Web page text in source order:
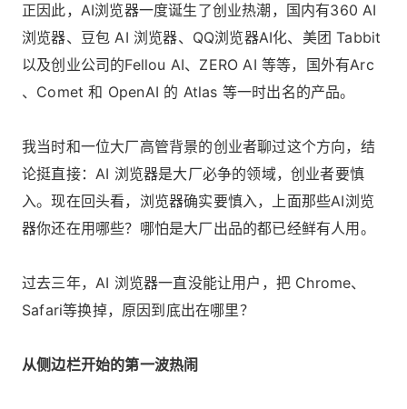
正因此，AI浏览器一度诞生了创业热潮，国内有360 AI
浏览器、豆包 AI 浏览器、QQ浏览器AI化、美团 Tabbit
以及创业公司的Fellou AI、ZERO AI 等等，国外有Arc
、Comet 和 OpenAI 的 Atlas 等一时出名的产品。
我当时和一位大厂高管背景的创业者聊过这个方向，结
论挺直接：AI 浏览器是大厂必争的领域，创业者要慎
入。现在回头看，浏览器确实要慎入，上面那些AI浏览
器你还在用哪些？哪怕是大厂出品的都已经鲜有人用。
过去三年，AI 浏览器一直没能让用户，把 Chrome、
Safari等换掉，原因到底出在哪里？
从侧边栏开始的第一波热闹